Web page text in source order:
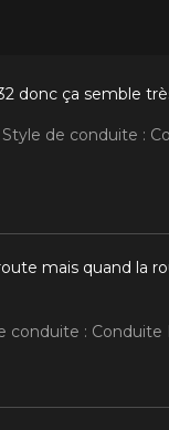
donc ça semble
Style de conduite :
mais quand la
conduite : Conduite